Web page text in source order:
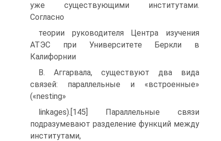
уже существующими институтами.
Согласно
теории руководителя Центра изучения
АТЭС при Университете Беркли в
Калифорнии
В. Аггарвала, существуют два вида
связей: параллельные и «встроенные»
(«nesting»
linkages).[145] Параллельные связи
подразумевают разделение функций между
институтами,